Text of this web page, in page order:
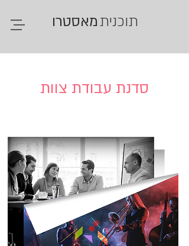
תוכניתמאסטרו
סדנת עבודת צוות